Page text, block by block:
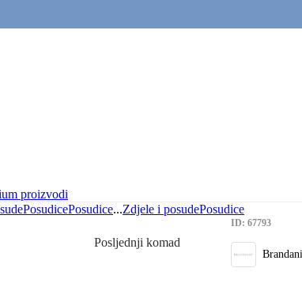
proizvodi
PosudicePosudice...Zdjele i posudePosudice
Posljednji komad
ID: 67793
Brandani